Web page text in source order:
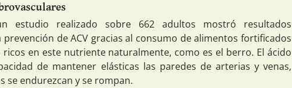
estudio realizado sobre 662 adultos mostró resultados
prevención de ACV gracias al consumo de alimentos fortificados
en este nutriente naturalmente, como es el berro. El ácido
de mantener elásticas las paredes de arterias y venas,
se endurezcan y se rompan.